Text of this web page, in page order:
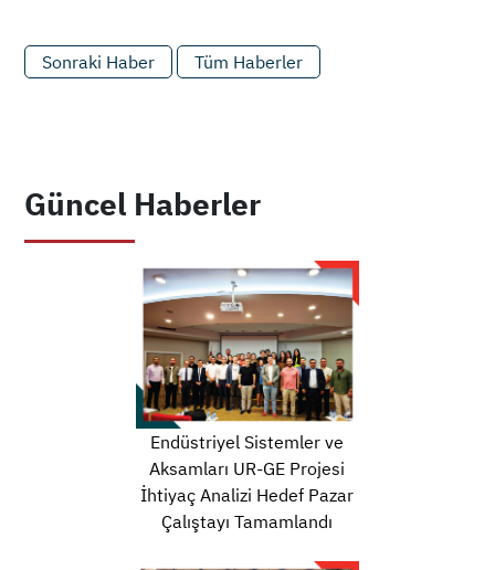
Sonraki Haber Tüm Haberler
Güncel Haberler
Endüstriyel Sistemler ve
Aksamları UR-GE Projesi
İhtiyaç Analizi Hedef Pazar
Çalıştayı Tamamlandı